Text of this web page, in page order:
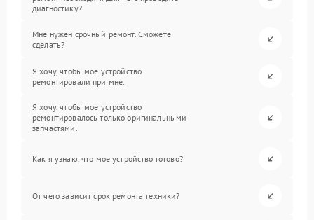
диагностику?
Мне нужен срочный ремонт. Сможете
сделать?
Я хочу, чтобы мое устройство
ремонтировали при мне.
Я хочу, чтобы мое устройство
ремонтировалось только оригинальными
запчастями.
Как я узнаю, что мое устройство готово?
От чего зависит срок ремонта техники?